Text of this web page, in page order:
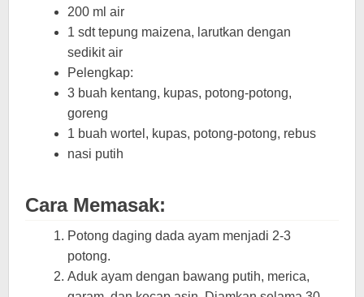
200 ml air
1 sdt tepung maizena, larutkan dengan
sedikit air
Pelengkap:
3 buah kentang, kupas, potong-potong,
goreng
1 buah wortel, kupas, potong-potong, rebus
nasi putih
Cara Memasak:
Potong daging dada ayam menjadi 2-3
potong.
Aduk ayam dengan bawang putih, merica,